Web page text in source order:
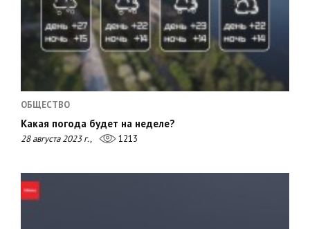
ОБЩЕСТВО
Какая погода будет на неделе?
28 августа 2023 г., 1213